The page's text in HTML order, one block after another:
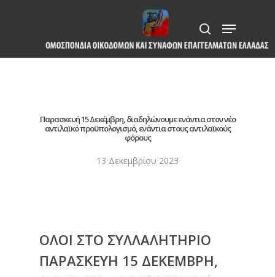
content
search
Menu
Παρασκευή 15 Δεκέμβρη, διαδηλώνουμε ενάντια στον νέο
αντιλαϊκό προϋπολογισμό, ενάντια στους αντιλαϊκούς
φόρους
13 Δεκεμβρίου 2023
ΟΛΟΙ ΣΤΟ ΣΥΛΛΑΛΗΤΗΡΙΟ
ΠΑΡΑΣΚΕΥΗ 15 ΔΕΚΕΜΒΡΗ,